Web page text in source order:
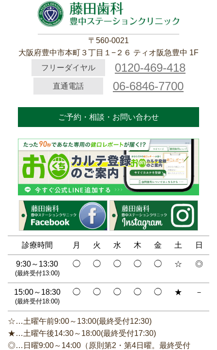
〒560-0021
大阪府豊中市本町３丁目１−２６ ティオ阪急豊中 1F
フリーダイヤル
0120-469-418
直通電話 06-6846-7700
ご予約・相談・お問い合わせ
診療時間 月 火 水 木 金 土 日
9:30～13:30
(最終受付13:00)
◯ ◯ ◯ ◯ ◯ ☆ ◎
15:00～18:30
(最終受付18:00)
◯ ◯ ◯ ◯ ◯ ★ －
☆…土曜午前9:00～13:00(最終受付12:30)
★…土曜午後14:30～18:00(最終受付17:30)
◎…日曜9:00～14:00（原則第2・第4日曜。最終受付